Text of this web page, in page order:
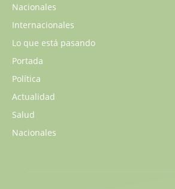
Nacionales
Internacionales
Lo que está pasando
Portada
Política
Actualidad
Salud
Nacionales